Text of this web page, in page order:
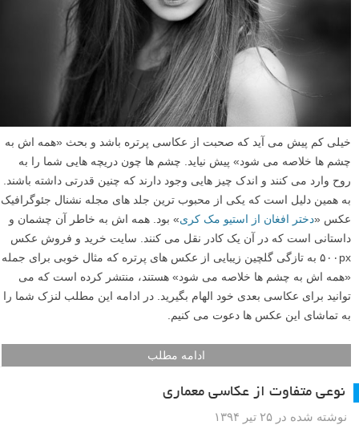
خیلی کم پیش می آید که صحبت از عکاسی پرتره باشد و بحث «همه اش به
چشم ها خلاصه می شود» پیش نیاید. چشم ها چون دریچه هایی شما را به
روح وارد می کنند و اندک چیز هایی وجود دارند که چنین قدرتی داشته باشند.
به همین دلیل است که یکی از محبوب ترین جلد های مجله نشنال جئوگرافیک
عکس «دختر افغان از استیو مک کری» بود. همه اش به خاطر آن چشمان و
داستانی است که در آن یک کادر نقل می کنند. سایت خرید و فروش عکس
۵۰۰px به تازگی گلچین زیبایی از عکس های پرتره که مثال خوبی برای جمله
«همه اش به چشم ها خلاصه می شود» هستند، منتشر کرده است که می
توانید برای عکاسی بعدی خود الهام بگیرید. در ادامه این مطلب لنزک شما را
به تماشای این عکس ها دعوت می کنیم.
ادامه مطلب
نوعی متفاوت از عکاسی معماری
نوشته شده در ۲۵ تیر ۱۳۹۴